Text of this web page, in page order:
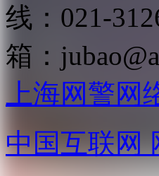
线：021-
箱：
上海网警网
中国互联网